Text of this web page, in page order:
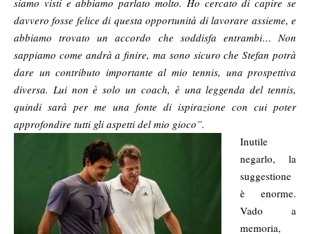
siamo visti e abbiamo parlato molto. Ho cercato di capire se
davvero fosse felice di questa opportunità di lavorare assieme, e
abbiamo trovato un accordo che soddisfa entrambi… Non
sappiamo come andrà a finire, ma sono sicuro che Stefan potrà
dare un contributo importante al mio tennis, una prospettiva
diversa. Lui non è solo un coach, è una leggenda del tennis,
quindi sarà per me una fonte di ispirazione con cui poter
approfondire tutti gli aspetti del mio gioco”.
Inutile
negarlo, la
suggestione
è enorme.
Vado a
memoria,